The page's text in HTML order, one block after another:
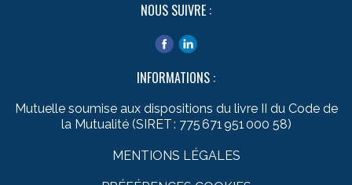
NOUS SUIVRE :
INFORMATIONS :
Mutuelle soumise aux dispositions du livre II du Code de
la Mutualité (SIRET : 775 671 951 000 58)
MENTIONS LÉGALES